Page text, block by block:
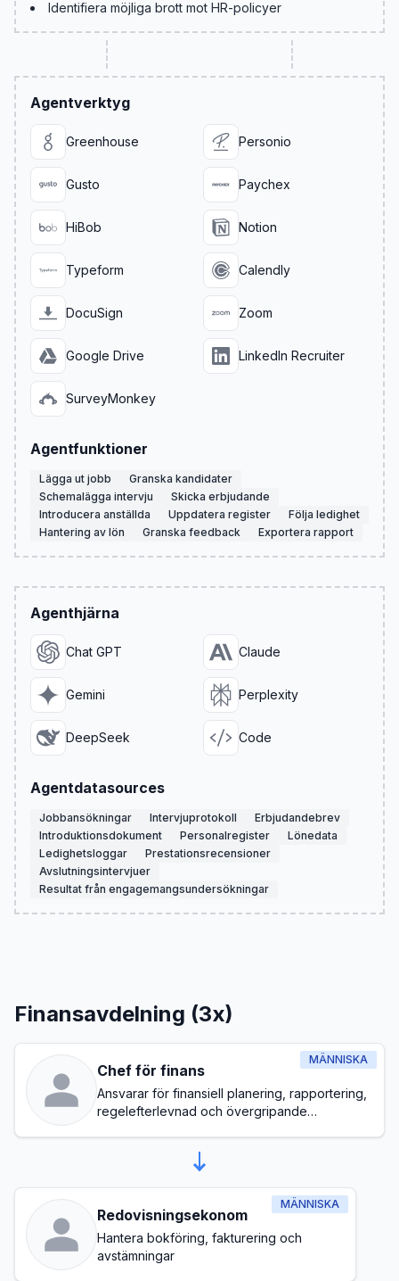
Identifiera möjliga brott mot HR-policyer
Agentverktyg
Greenhouse Personio
Gusto Paychex
HiBob Notion
Typeform Calendly
DocuSign Zoom
Google Drive LinkedIn Recruiter
SurveyMonkey
Agentfunktioner
Lägga ut jobb
Granska kandidater
Schemalägga intervju
Skicka erbjudande
Introducera anställda
Uppdatera register
Följa ledighet
Hantering av lön
Granska feedback Exportera rapport
Agenthjärna
Chat GPT Claude
Gemini Perplexity
DeepSeek Code
Agentdatasources
Jobbansökningar Intervjuprotokoll
Erbjudandebrev
Introduktionsdokument
Personalregister
Lönedata
Ledighetsloggar
Prestationsrecensioner
Avslutningsintervjuer
Resultat från engagemangsundersökningar
Finansavdelning (3x)
MÄNNISKA
Chef för finans
Ansvarar för finansiell planering, rapportering,
regelefterlevnad och övergripande
MÄNNISKA
Redovisningsekonom
Hantera bokföring, fakturering och
avstämningar